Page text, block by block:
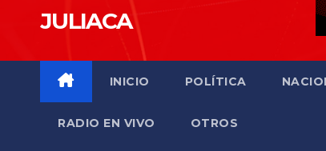
JULIACA
INICIO POLÍTICA
RADIO EN VIVO OTROS